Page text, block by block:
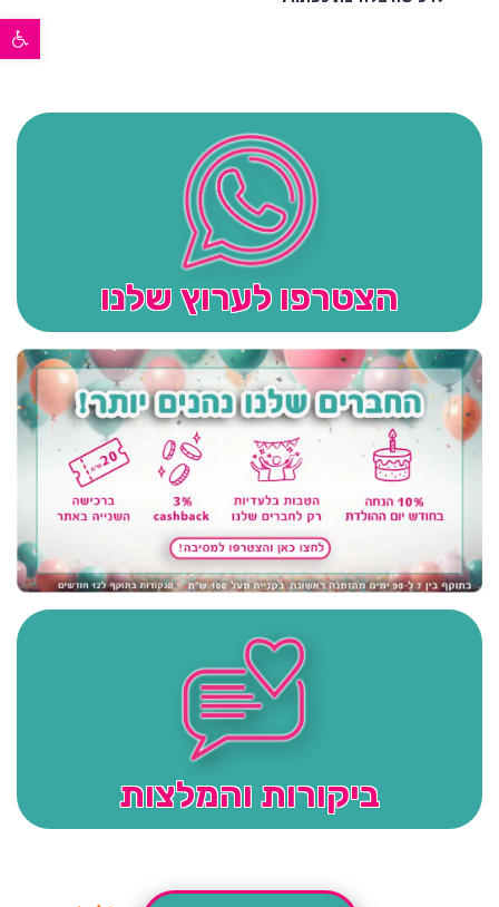
פתח סרגל נגישות
הצטרפו לערוץ שלנו
ביקורות והמלצות